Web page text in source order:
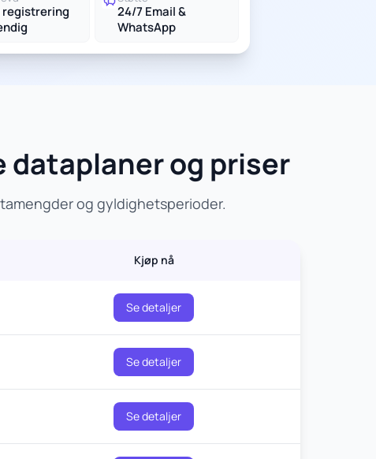
registrering
24/7 Email &
WhatsApp
dataplaner og priser
og gyldighetsperioder.
Kjøp nå
Se detaljer
Se detaljer
Se detaljer